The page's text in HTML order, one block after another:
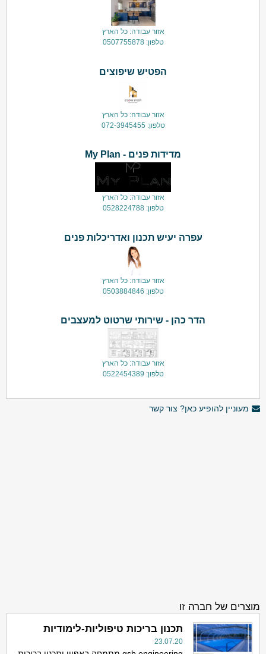
אזור עבודה: כל הארץ
טלפון: 0507755878
הפטיש שיפוצים
אזור עבודה: כל הארץ
טלפון: 072-3945455
מדידות פנים - My Plan
אזור עבודה: כל הארץ
טלפון: 0528224788
עפרה יעיש תכנון ואדריכלות פנים
אזור עבודה: כל הארץ
טלפון: 0503884846
הדר כהן - שירותי שרטוט למעצבים
אזור עבודה: כל הארץ
טלפון: 0522454389
מעוניין להופיע כאן? צור קשר
מוצרים של חברה זו
תכנון בריכות טיפוליות-לימודיות
23.07.20